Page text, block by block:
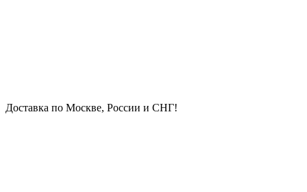
Доставка по Москве, России и СНГ!